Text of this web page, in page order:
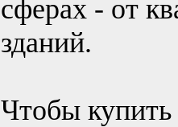
сферах - от
зданий.
Чтобы